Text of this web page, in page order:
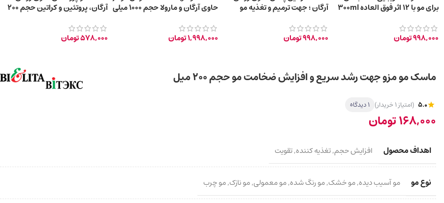
برای مو با 12 اثر فوق العاده 300ml
998,000تومان
آرگان ؛ جهت ترمیم و تغذیه مو
998,000تومان
حاوی آرگان و مارولا حجم ۱۰۰۰ میلی
1,998,000تومان
آرگان، پروتئین‌ و کراتین حجم 200
578,000تومان
ماسک مو مزو جهت رشد سریع و افزایش ضخامت مو حجم ۲۰۰ میل
5.0 (امتیاز 1 خریدار) 1 دیدگاه
168,000تومان
اهداف محصول افزایش حجم,تغذیه کننده,تقویت
نوع مو مو آسیب دیده,مو خشک,مو رنگ شده,مو معمولی,مو نازک,مو چرب